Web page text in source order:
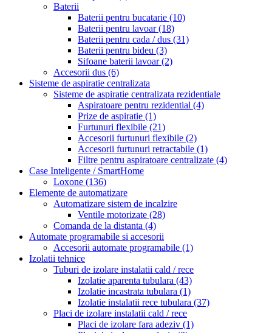
Baterii
Baterii pentru bucatarie (10)
Baterii pentru lavoar(18)
Baterii pentru cada / dus (31)
Baterii pentru bideu (3)
Sifoane baterii lavoar(2)
Accesorii dus (6)
Sisteme de aspiratie centralizata
Sisteme de aspiratie centralizata rezidentiale
Aspiratoare pentru rezidential (4)
Prize de aspiratie (1)
Furtunuri flexibile (21)
Accesorii furtunuri flexibile (2)
Accesorii furtunuri retractabile (1)
Filtre pentru aspiratoare centralizate (4)
Case Inteligente / SmartHome
Loxone (136)
Elemente de automatizare
Automatizare sistem de incalzire
Ventile motorizate (28)
Comanda de la distanta (4)
Automate programabile si accesorii
Accesorii automate programabile (1)
Izolatii tehnice
Tuburi de izolare instalatii cald / rece
Izolatie aparenta tubulara (43)
Izolatie incastrata tubulara (1)
Izolatie instalatii rece tubulara (37)
Placi de izolare instalatii cald / rece
Placi de izolare fara adeziv (1)